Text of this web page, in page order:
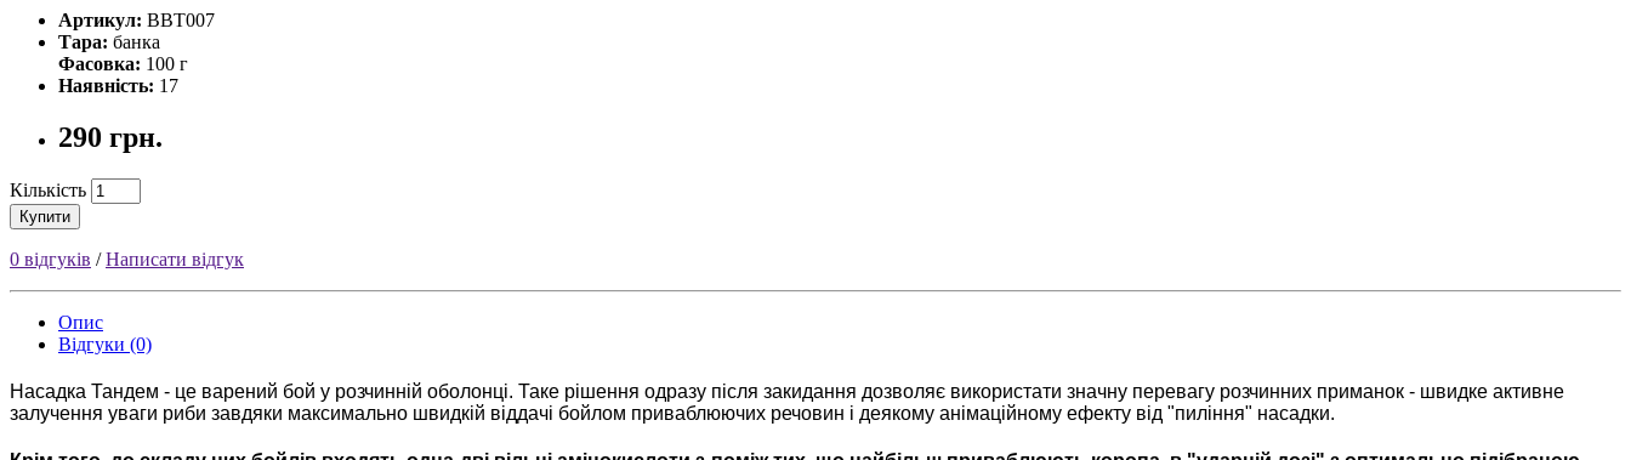
Артикул: BBT007
Тара: банка
Фасовка: 100 г
Наявність: 17
290 грн.
Кількість
Купити
0 відгуків /Написати відгук
Опис
Відгуки (0)
Насадка Тандем - це варений бой у розчинній оболонці. Таке рішення одразу після закидання дозволяє використати значну перевагу розчинних приманок - швидке активне
залучення уваги риби завдяки максимально швидкій віддачі бойлом приваблюючих речовин і деякому анімаційному ефекту від "пиління" насадки.